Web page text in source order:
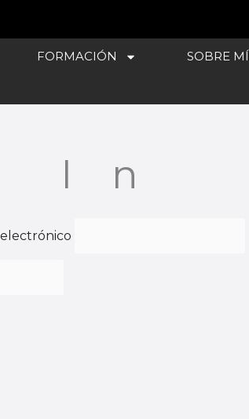
FORMACIÓN SOBRE MÍ
In